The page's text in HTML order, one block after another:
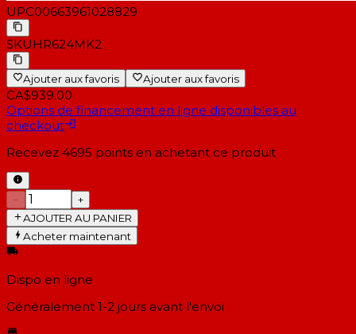
UPC00663961028829
SKUHR624MK2
Ajouter aux favoris Ajouter aux favoris
CA$939.00
Options de financement en ligne disponibles au
checkout
Recevez 4695 points en achetant ce produit
−
+
AJOUTER AU PANIER
Acheter maintenant
Dispo en ligne
Généralement 1-2 jours avant l'envoi